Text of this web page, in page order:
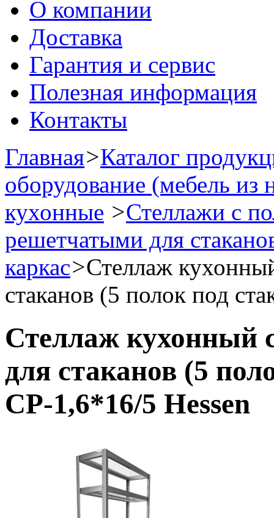
О компании
Доставка
Гарантия и сервис
Полезная информация
Контакты
Главная>Каталог
оборудование (мебель из
кухонные >Стеллажи с
решетчатыми для
каркас>Стеллаж
стаканов (5 полок под
Стеллаж кухонный
для стаканов (5
СР-1,6*16/5 Hessen